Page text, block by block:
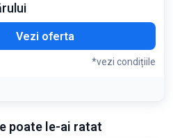
care depășesc 350 lei
Vezi oferta
*vezi condițiile
achiziționarea produselor
poate le-ai ratat